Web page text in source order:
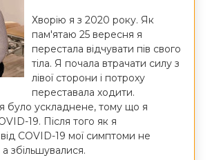
Хворію я з 2020 року. Як
пам'ятаю 25 вересня я
перестала відчувати пів свого
тіла. Я почала втрачати силу з
лівої сторони і потроху
переставала ходити.
було ускладнене, тому що я
19. Після того як я
COVID-19 мої симптоми не
збільшувалися.